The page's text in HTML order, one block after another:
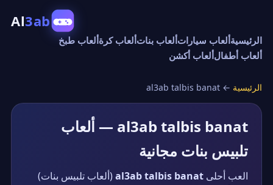
Al3ab
الرئيسيةألعاب سياراتألعاب بناتألعاب كرةألعاب طبخ
ألعاب أطفالألعاب أكشن
الرئيسية ←
al3ab talbis banat
al3ab talbis banat — ألعاب
تلبيس بنات مجانية
العب أحلى al3ab talbis banat(ألعاب تلبيس بنات)